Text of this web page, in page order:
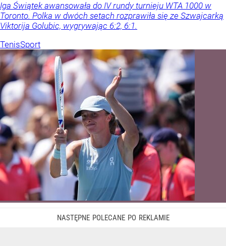
Iga Świątek awansowała do IV rundy turnieju WTA 1000 w
Toronto. Polka w dwóch setach rozprawiła się ze Szwajcarką
Viktorija Golubic, wygrywając 6:2, 6:1.
TenisSport